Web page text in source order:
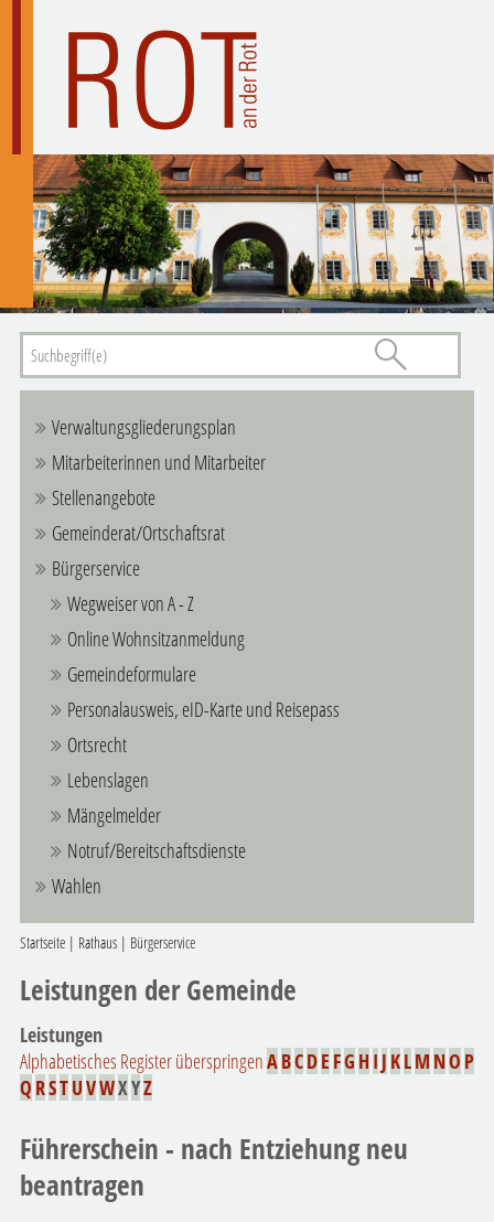
Verwaltungsgliederungsplan
Mitarbeiterinnen und Mitarbeiter
Stellenangebote
Gemeinderat/Ortschaftsrat
Bürgerservice
Wegweiser von A - Z
Online Wohnsitzanmeldung
Gemeindeformulare
Personalausweis, eID-Karte und Reisepass
Ortsrecht
Lebenslagen
Mängelmelder
Notruf/Bereitschaftsdienste
Wahlen
Startseite| Rathaus| Bürgerservice
Leistungen der Gemeinde
Leistungen
Alphabetisches Register überspringenABCDE FG H I J KLM NO P
Q RSTUVWXYZ
Führerschein - nach Entziehung neu
beantragen